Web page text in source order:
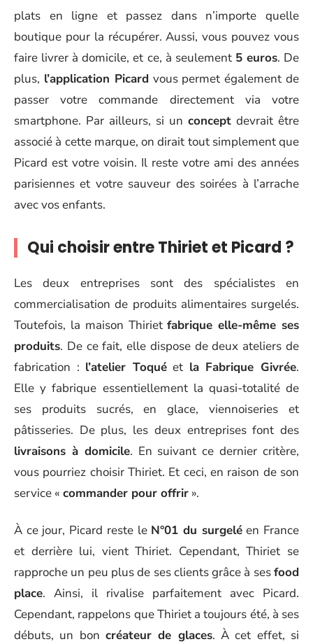
plats en ligne et passez dans n’importe quelle
boutique pour la récupérer. Aussi, vous pouvez vous
faire livrer à domicile, et ce, à seulement 5 euros. De
plus, l’application Picard vous permet également de
passer votre commande directement via votre
smartphone. Par ailleurs, si un concept devrait être
associé à cette marque, on dirait tout simplement que
Picard est votre voisin. Il reste votre ami des années
parisiennes et votre sauveur des soirées à l’arrache
avec vos enfants.
Qui choisir entre Thiriet et Picard ?
Les deux entreprises sont des spécialistes en
commercialisation de produits alimentaires surgelés.
Toutefois, la maison Thirietfabrique elle-même ses
produits. De ce fait, elle dispose de deux ateliers de
fabrication : l’atelier Toquéet la Fabrique Givrée.
Elle y fabrique essentiellement la quasi-totalité de
ses produits sucrés, en glace, viennoiseries et
pâtisseries. De plus, les deux entreprises font des
livraisons à domicile. En suivant ce dernier critère,
vous pourriez choisir Thiriet. Et ceci, en raison de son
service « commander pour offrir ».
À ce jour, Picard reste le N°01 du surgeléen France
et derrière lui, vient Thiriet. Cependant, Thiriet se
rapproche un peu plus de ses clients grâce à sesfood
place. Ainsi, il rivalise parfaitement avec Picard.
Cependant, rappelons que Thiriet a toujours été, à ses
débuts, un bon créateur de glaces. À cet effet, si